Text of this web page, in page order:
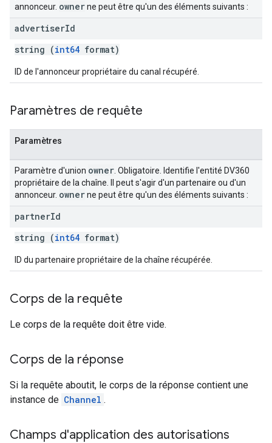
annonceur. ownerne peut être qu'un des éléments suivants :
advertiserId
string (int64 format)
ID de l'annonceur propriétaire du canal récupéré.
Paramètres de requête
Paramètres
Paramètre d'union owner . Obligatoire. Identifie l'entité DV360
propriétaire de la chaîne. Il peut s'agir d'un partenaire ou d'un
annonceur. ownerne peut être qu'un des éléments suivants :
partnerId
string (int64 format)
ID du partenaire propriétaire de la chaîne récupérée.
Corps de la requête
Le corps de la requête doit être vide.
Corps de la réponse
Si la requête aboutit, le corps de la réponse contient une
instance de Channel .
Champs d'application des autorisations